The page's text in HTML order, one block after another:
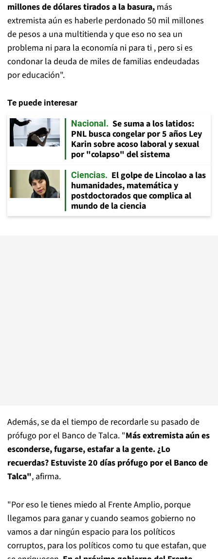
millones de dólares tirados a la basura, más
extremista aún es haberle perdonado 50 mil millones
de pesos a una multitienda y que eso no sea un
problema ni para la economía ni para ti , pero si es
condonar la deuda de miles de familias endeudadas
por educación".
Te puede interesar
Nacional
Se suma a los latidos:
PNL busca congelar por 5 años Ley
Karin sobre acoso laboral y sexual
por "colapso" del sistema
Ciencias
El golpe de Lincolao a las
humanidades, matemática y
postdoctorados que complica al
mundo de la ciencia
Además, se da el tiempo de recordarle su pasado de
prófugo por el Banco de Talca. "Más extremista aún es
esconderse, fugarse, estafar a la gente. ¿Lo
recuerdas? Estuviste 20 días prófugo por el Banco de
Talca", afirma.
"Por eso le tienes miedo al Frente Amplio, porque
llegamos para ganar y cuando seamos gobierno no
vamos a dar ningún espacio para los políticos
corruptos, para los políticos como tu que estafan, que